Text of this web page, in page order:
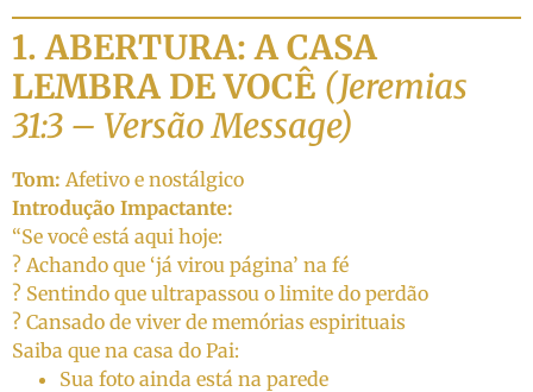
1. ABERTURA: A CASA
LEMBRA DE VOCÊ (Jeremias
31:3 – Versão Message)
Tom: Afetivo e nostálgico
Introdução Impactante:
“Se você está aqui hoje:
? Achando que ‘já virou página’ na fé
? Sentindo que ultrapassou o limite do perdão
? Cansado de viver de memórias espirituais
Saiba que na casa do Pai:
Sua foto ainda está na parede